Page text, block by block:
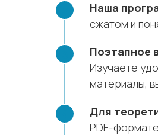
Наша
сжатом и
Поэтапное
Изучаете
материалы,
Для
PDF-